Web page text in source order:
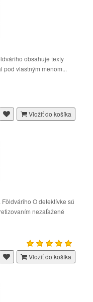
obsahuje texty
pod vlastným menom...
Vložiť do košíka
O detektívke sú
nezaťažené
Vložiť do košíka